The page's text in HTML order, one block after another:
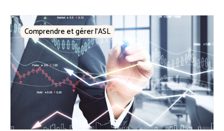
Comprendre et gérer l’ASL